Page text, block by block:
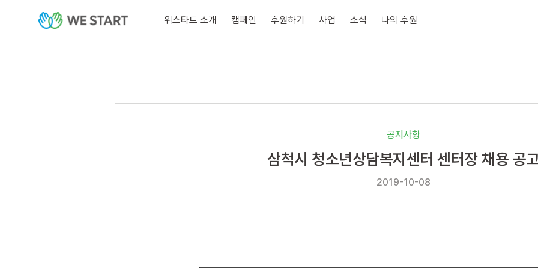
위스타트 소개 캠페인 후원하기 사업 소식 나의 후원
공지사항
삼척시 청소년상담복지센터 센터장 채용 공
2019-10-08